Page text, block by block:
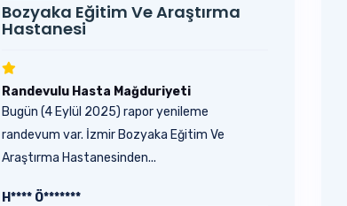
Bozyaka Eğitim Ve Araştırma
Hastanesi
Randevulu Hasta Mağduriyeti
Bugün (4 Eylül 2025) rapor yenileme
randevum var. İzmir Bozyaka Eğitim Ve
Araştırma Hastanesinden...
H**** Ö*******